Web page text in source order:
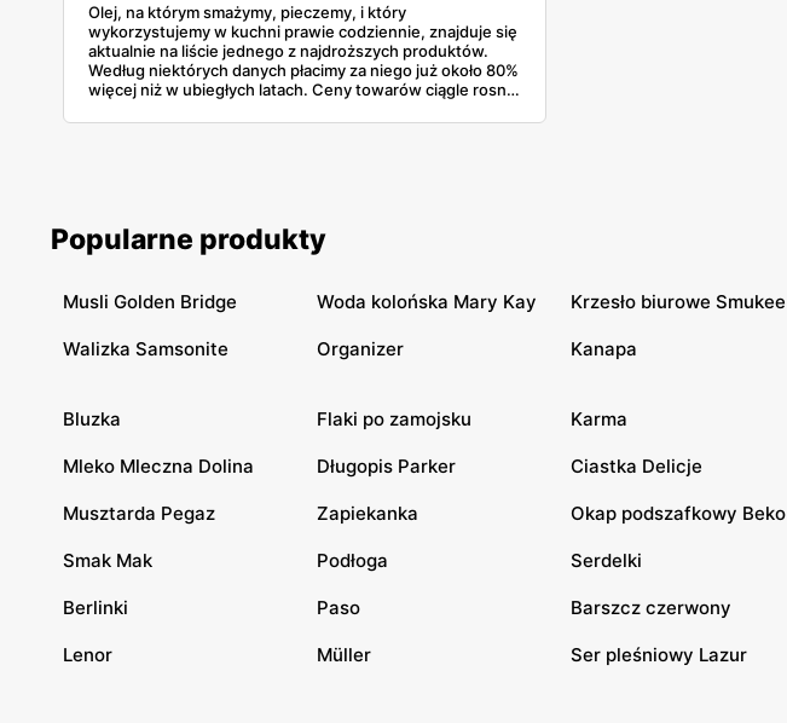
Olej, na którym smażymy, pieczemy, i który
wykorzystujemy w kuchni prawie codziennie, znajduje się
aktualnie na liście jednego z najdroższych produktów.
Według niektórych danych płacimy za niego już około 80%
więcej niż w ubiegłych latach. Ceny towarów ciągle rosną,
paragony.
Popularne produkty
Musli Golden Bridge Woda kolońska Mary Kay Krzesło biurowe Smukee
Walizka Samsonite Organizer Kanapa
Bluzka Flaki po zamojsku Karma
Mleko Mleczna Dolina Długopis Parker Ciastka Delicje
Musztarda Pegaz Zapiekanka Okap podszafkowy Beko
Smak Mak Podłoga Serdelki
Berlinki Paso Barszcz czerwony
Lenor Müller Ser pleśniowy Lazur